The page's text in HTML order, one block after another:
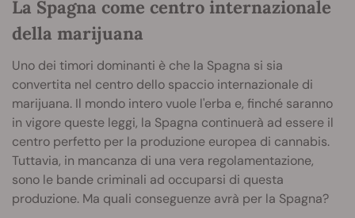
La Spagna come centro internazionale
della marijuana
Uno dei timori dominanti è che la Spagna si sia
convertita nel centro dello spaccio internazionale di
marijuana. Il mondo intero vuole l'erba e, finché saranno
in vigore queste leggi, la Spagna continuerà ad essere il
centro perfetto per la produzione europea di cannabis.
Tuttavia, in mancanza di una vera regolamentazione,
sono le bande criminali ad occuparsi di questa
produzione. Ma quali conseguenze avrà per la Spagna?